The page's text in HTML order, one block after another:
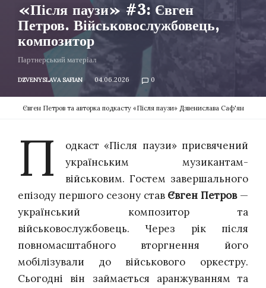
«Після паузи» #3: Євген
Петров. Військовослужбовець,
композитор
Партнерський матеріал
DZVENYSLAVA SAFIAN 04.06.2026 0
Євген Петров та авторка подкасту «Після паузи» Дзвенислава Саф'ян
П
одкаст «Після паузи» присвячений
українським музикантам-
військовим. Гостем завершального
епізоду першого сезону став Євген Петров—
український композитор та
військовослужбовець. Через рік після
повномасштабного вторгнення його
мобілізували до військового оркестру.
Сьогодні він займається аранжуванням та